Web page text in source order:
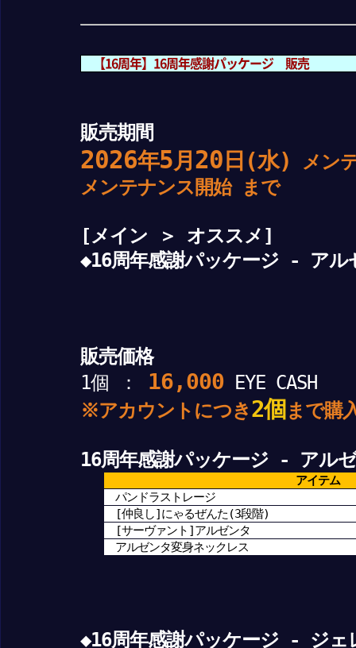
【16周年】16周年感謝パッケージ 販売
販売期間
2026年5月 20 日(水)
メン
メンテナンス開始 まで
[メイン ＞ オススメ]
◆16周年感謝パッケージ - アル
販売価格
1個 ： 16,000 EYE CASH
※アカウントにつき2個 まで購
16周年感謝パッケージ - アル
アイテム
パンドラストレージ
[仲良し]にゃるぜんた(3段階)
[サーヴァント]アルゼンタ
アルゼンタ変身ネックレス
◆16周年感謝パッケージ - ジェ